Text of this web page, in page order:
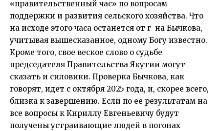
«правительственный час» по вопросам
поддержки и развития сельского хозяйства. Что
на исходе этого часа останется от г-на Бычкова,
учитывая вышесказанное, одному Богу известно.
Кроме того, свое веское слово о судьбе
председателя Правительства Якутии могут
сказать и силовики. Проверка Бычкова, как
говорят, идет с октября 2025 года, и, скорее всего,
близка к завершению. Если по ее результатам на
все вопросы к Кириллу Евгеньевичу будут
получены устраивающие людей в погонах